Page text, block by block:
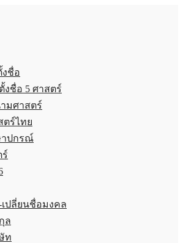
งชื่อ
งชื่อ 5 ศาสตร์
มศาสตร์
ตร์ไทย
ปกรณ์
ร์
ปลี่ยนชื่อมงคล
ล
ท